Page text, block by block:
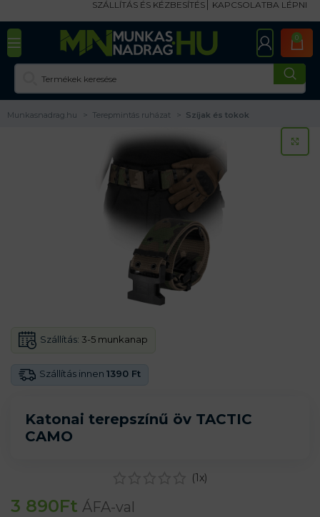
SZÁLLÍTÁS ÉS KÉZBESÍTÉS KAPCSOLATBA LÉPNI
0
Munkasnadrag.hu Terepmintás ruházat Szíjak és tokok
Katonai terepszínű öv TACTIC
CAMO
Szállítás innen 1390 Ft
Szállítás: 3-5 munkanap
(1x)
3 890Ft ÁFA-val